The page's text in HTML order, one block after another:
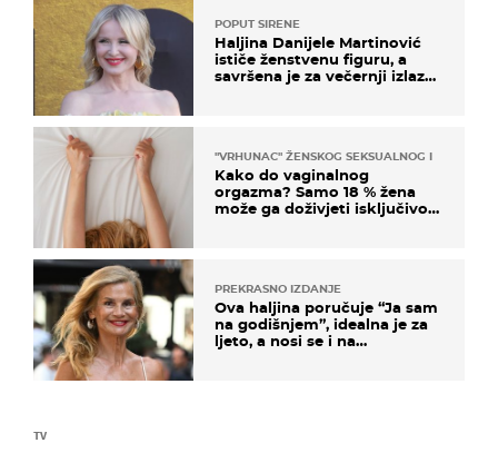
TV
POPUT SIRENE
Haljina Danijele Martinović
ističe ženstvenu figuru, a
savršena je za večernji izlazak
"VRHUNAC" ŽENSKOG SEKSUALNOG ISKUSTVA
Kako do vaginalnog
orgazma? Samo 18 % žena
može ga doživjeti isključivo
PREKRASNO IZDANJE
Ova haljina poručuje “Ja sam
na godišnjem”, idealna je za
ljeto, a nosi se i na